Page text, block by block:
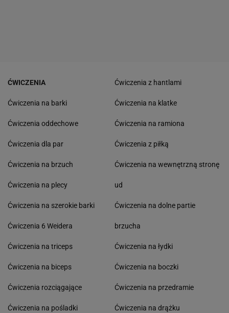
ĆWICZENIA
Ćwiczenia na barki
Ćwiczenia oddechowe
Ćwiczenia dla par
Ćwiczenia na brzuch
Ćwiczenia na plecy
Ćwiczenia na szerokie barki
Ćwiczenia 6 Weidera
Ćwiczenia na triceps
Ćwiczenia na biceps
Ćwiczenia rozciągające
Ćwiczenia na pośladki
Ćwiczenia z hantlami
Ćwiczenia na klatke
Ćwiczenia na ramiona
Ćwiczenia z piłką
Ćwiczenia na wewnętrzną stronę
ud
Ćwiczenia na dolne partie
brzucha
Ćwiczenia na łydki
Ćwiczenia na boczki
Ćwiczenia na przedramie
Ćwiczenia na drążku